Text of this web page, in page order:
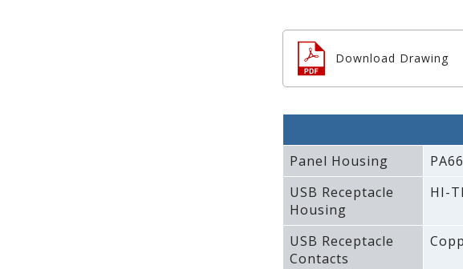
Download Drawing
Panel Housing
PA66
USB Receptacle
Housing
HI-
USB Receptacle
Contacts